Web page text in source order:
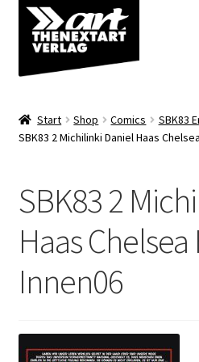
Zur
Navigation
springen
Zum
Inhalt
springen
Shop
Start Shop Comics SBK83
SBK83 2 Michilinki Daniel Haas
SBK83 2
Haas
Innen06